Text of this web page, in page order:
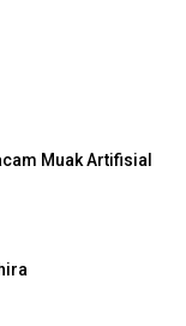
Muak Artifisial